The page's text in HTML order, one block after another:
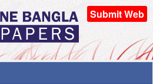
Submit Web